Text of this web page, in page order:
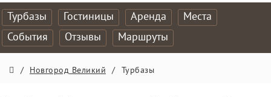
Турбазы Гостиницы Аренда
Места
События
Отзывы Маршруты
/ Новгород Великий / Турбазы